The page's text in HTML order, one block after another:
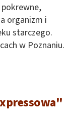
organizm i
starczego.
w Poznaniu.